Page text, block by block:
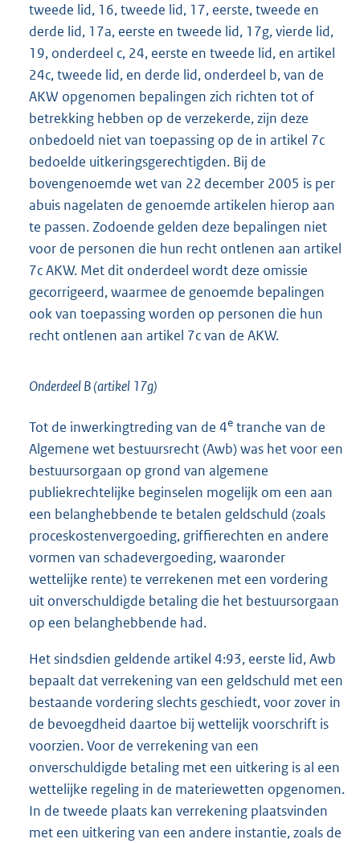
tweede lid, 16, tweede lid, 17, eerste, tweede en
derde lid, 17a, eerste en tweede lid, 17g, vierde lid,
19, onderdeel c, 24, eerste en tweede lid, en artikel
24c, tweede lid, en derde lid, onderdeel b, van de
AKW opgenomen bepalingen zich richten tot of
betrekking hebben op de verzekerde, zijn deze
onbedoeld niet van toepassing op de in artikel 7c
bedoelde uitkeringsgerechtigden. Bij de
bovengenoemde wet van 22 december 2005 is per
abuis nagelaten de genoemde artikelen hierop aan
te passen. Zodoende gelden deze bepalingen niet
voor de personen die hun recht ontlenen aan artikel
7c AKW. Met dit onderdeel wordt deze omissie
gecorrigeerd, waarmee de genoemde bepalingen
ook van toepassing worden op personen die hun
recht ontlenen aan artikel 7c van de AKW.
Onderdeel B (artikel 17g)
Tot de inwerkingtreding van de 4e tranche van de
Algemene wet bestuursrecht (Awb) was het voor een
bestuursorgaan op grond van algemene
publiekrechtelijke beginselen mogelijk om een aan
een belanghebbende te betalen geldschuld (zoals
proceskostenvergoeding, griffierechten en andere
vormen van schadevergoeding, waaronder
wettelijke rente) te verrekenen met een vordering
uit onverschuldigde betaling die het bestuursorgaan
op een belanghebbende had.
Het sindsdien geldende artikel 4:93, eerste lid, Awb
bepaalt dat verrekening van een geldschuld met een
bestaande vordering slechts geschiedt, voor zover in
de bevoegdheid daartoe bij wettelijk voorschrift is
voorzien. Voor de verrekening van een
onverschuldigde betaling met een uitkering is al een
wettelijke regeling in de materiewetten opgenomen.
In de tweede plaats kan verrekening plaatsvinden
met een uitkering van een andere instantie, zoals de